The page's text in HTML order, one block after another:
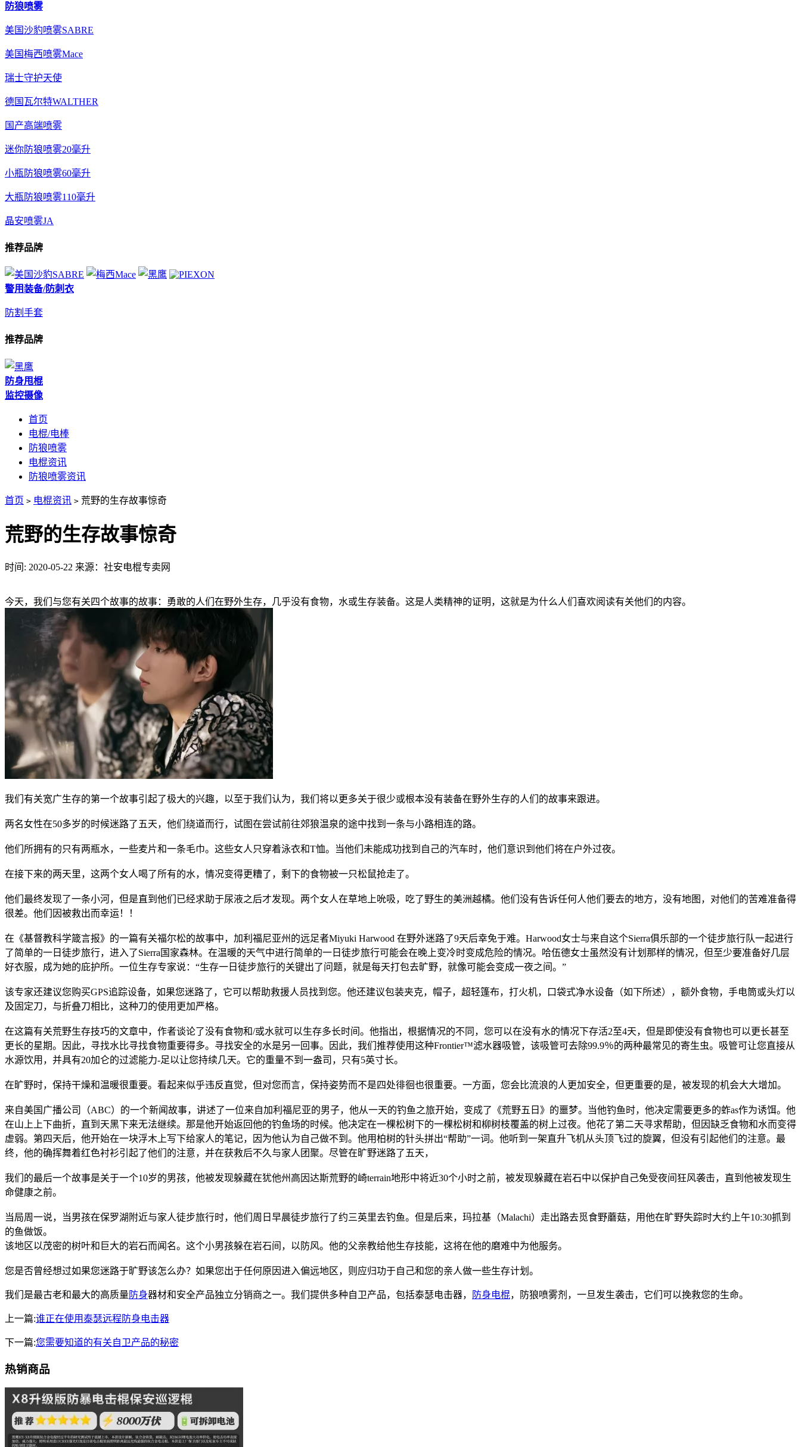
防狼喷雾
美国沙豹喷雾SABRE
美国梅西喷雾Mace
瑞士守护天使
德国瓦尔特WALTHER
国产高端喷雾
迷你防狼喷雾20毫升
小瓶防狼喷雾60毫升
大瓶防狼喷雾110毫升
晶安喷雾JA
推荐品牌
警用装备/防刺衣
防割手套
推荐品牌
防身甩棍
监控摄像
首页
电棍/电棒
防狼喷雾
电棍资讯
防狼喷雾资讯
首页 > 电棍资讯 > 荒野的生存故事惊奇
荒野的生存故事惊奇
时间: 2020-05-22 来源：社安电棍专卖网
今天，我们与您有关四个故事的故事：勇敢的人们在野外生存，几乎没有食物，水或生存装备。这是人类精神的证明，这就是为什么人们喜欢阅读有关他们的内容。
我们有关宽广生存的第一个故事引起了极大的兴趣，以至于我们认为，我们将以更多关于很少或根本没有装备在野外生存的人们的故事来跟进。
两名女性在50多岁的时候迷路了五天，他们绕道而行，试图在尝试前往郊狼温泉的途中找到一条与小路相连的路。
他们所拥有的只有两瓶水，一些麦片和一条毛巾。这些女人只穿着泳衣和T恤。当他们未能成功找到自己的汽车时，他们意识到他们将在户外过夜。
在接下来的两天里，这两个女人喝了所有的水，情况变得更糟了，剩下的食物被一只松鼠抢走了。
他们最终发现了一条小河，但是直到他们已经求助于尿液之后才发现。两个女人在草地上吮吸，吃了野生的美洲越橘。他们没有告诉任何人他们要去的地方，没有地图，对他们的苦难准备得
很差。他们因被救出而幸运！！
在《基督教科学箴言报》的一篇有关福尔松的故事中，加利福尼亚州的远足者Miyuki Harwood 在野外迷路了9天后幸免于难。Harwood女士与来自这个Sierra俱乐部的一个徒步旅行队一起进行
了简单的一日徒步旅行，进入了Sierra国家森林。在温暖的天气中进行简单的一日徒步旅行可能会在晚上变冷时变成危险的情况。哈伍德女士虽然没有计划那样的情况，但至少要准备好几层
好衣服，成为她的庇护所。一位生存专家说：“生存一日徒步旅行的关键出了问题，就是每天打包去旷野，就像可能会变成一夜之间。”
该专家还建议您购买GPS追踪设备，如果您迷路了，它可以帮助救援人员找到您。他还建议包装夹克，帽子，超轻篷布，打火机，口袋式净水设备（如下所述），额外食物，手电筒或头灯以
及固定刀，与折叠刀相比，这种刀的使用更加严格。
在这篇有关荒野生存技巧的文章中，作者谈论了没有食物和/或水就可以生存多长时间。他指出，根据情况的不同，您可以在没有水的情况下存活2至4天，但是即使没有食物也可以更长甚至
更长的星期。因此，寻找水比寻找食物重要得多。寻找安全的水是另一回事。因此，我们推荐使用这种Frontier™滤水器吸管，该吸管可去除99.9％的两种最常见的寄生虫。吸管可让您直接从
水源饮用，并具有20加仑的过滤能力-足以让您持续几天。它的重量不到一盎司，只有5英寸长。
在旷野时，保持干燥和温暖很重要。看起来似乎违反直觉，但对您而言，保持姿势而不是四处徘徊也很重要。一方面，您会比流浪的人更加安全，但更重要的是，被发现的机会大大增加。
来自美国广播公司（ABC）的一个新闻故事，讲述了一位来自加利福尼亚的男子，他从一天的钓鱼之旅开始，变成了《荒野五日》的噩梦。当他钓鱼时，他决定需要更多的蚱as作为诱饵。他
在山上上下曲折，直到天黑下来无法继续。那是他开始返回他的钓鱼场的时候。他决定在一棵松树下的一棵松树和柳树枝覆盖的树上过夜。他花了第二天寻求帮助，但因缺乏食物和水而变得
虚弱。第四天后，他开始在一块浮木上写下给家人的笔记，因为他认为自己做不到。他用柏树的针头拼出“帮助”一词。他听到一架直升飞机从头顶飞过的旋翼，但没有引起他们的注意。最
终，他的确挥舞着红色衬衫引起了他们的注意，并在获救后不久与家人团聚。尽管在旷野迷路了五天，
我们的最后一个故事是关于一个10岁的男孩，他被发现躲藏在犹他州高因达斯荒野的崎terrain地形中将近30个小时之前，被发现躲藏在岩石中以保护自己免受夜间狂风袭击，直到他被发现生
命健康之前。
当局周一说，当男孩在保罗湖附近与家人徒步旅行时，他们周日早晨徒步旅行了约三英里去钓鱼。但是后来，玛拉基（Malachi）走出路去觅食野蘑菇，用他在旷野失踪时大约上午10:30抓到
的鱼做饭。
该地区以茂密的树叶和巨大的岩石而闻名。这个小男孩躲在岩石间，以防风。他的父亲教给他生存技能，这将在他的磨难中为他服务。
您是否曾经想过如果您迷路于旷野该怎么办？如果您出于任何原因进入偏远地区，则应归功于自己和您的亲人做一些生存计划。
我们是最古老和最大的高质量防身器材和安全产品独立分销商之一。我们提供多种自卫产品，包括泰瑟电击器， 防身电棍，防狼喷雾剂，一旦发生袭击，它们可以挽救您的生命。
上一篇:谁正在使用泰瑟远程防身电击器
下一篇:您需要知道的有关自卫产品的秘密
热销商品